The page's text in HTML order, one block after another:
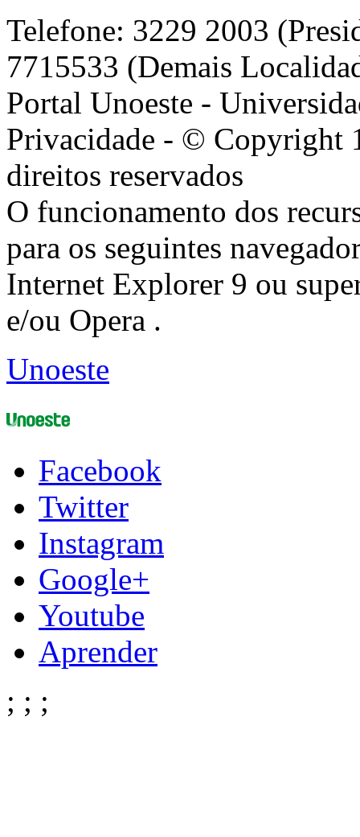
Telefone: 3229 2003
7715533 (Demais
Portal Unoeste -
Privacidade - © Copyright
direitos reservados
O funcionamento dos
para os seguintes
Internet Explorer 9 ou
e/ou Opera .
Unoeste
Facebook
Twitter
Instagram
Google+
Youtube
Aprender
; ; ;